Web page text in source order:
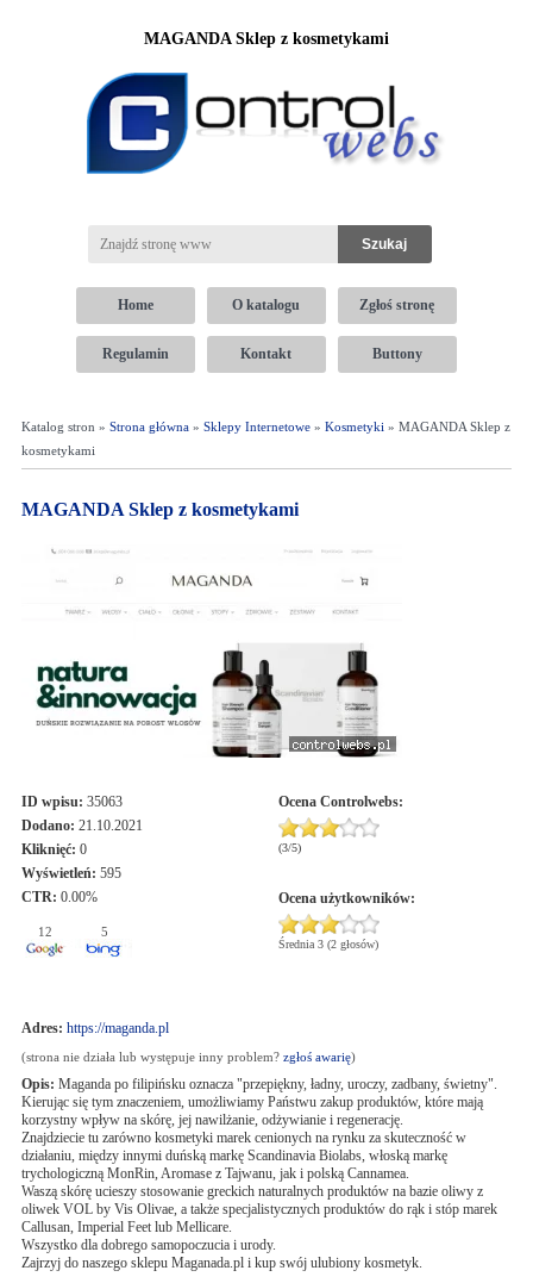
MAGANDA Sklep z kosmetykami
Home O katalogu Zgłoś stronę
Regulamin Kontakt Buttony
Katalog stron » Strona główna» Sklepy Internetowe» Kosmetyki » MAGANDA Sklep z
kosmetykami
MAGANDA Sklep z kosmetykami
ID wpisu: 35063
Dodano: 21.10.2021
Kliknięć: 0
Wyświetleń: 595
CTR: 0.00%
12 5
Ocena Controlwebs:
(3/5)
Ocena użytkowników:
Średnia 3 (2 głosów)
Adres: https://maganda.pl
(strona nie działa lub występuje inny problem? zgłoś awarię)
Opis: Maganda po filipińsku oznacza "przepiękny, ładny, uroczy, zadbany, świetny".
Kierując się tym znaczeniem, umożliwiamy Państwu zakup produktów, które mają
korzystny wpływ na skórę, jej nawilżanie, odżywianie i regenerację.
Znajdziecie tu zarówno kosmetyki marek cenionych na rynku za skuteczność w
działaniu, między innymi duńską markę Scandinavia Biolabs, włoską markę
trychologiczną MonRin, Aromase z Tajwanu, jak i polską Cannamea.
Waszą skórę ucieszy stosowanie greckich naturalnych produktów na bazie oliwy z
oliwek VOL by Vis Olivae, a także specjalistycznych produktów do rąk i stóp marek
Callusan, Imperial Feet lub Mellicare.
Wszystko dla dobrego samopoczucia i urody.
Zajrzyj do naszego sklepu Maganada.pl i kup swój ulubiony kosmetyk.